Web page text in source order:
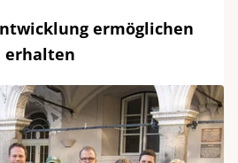
ermöglichen
erhalten